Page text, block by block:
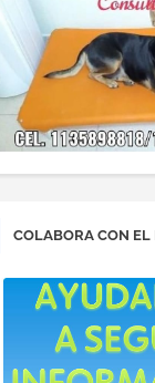
COLABORA CON EL